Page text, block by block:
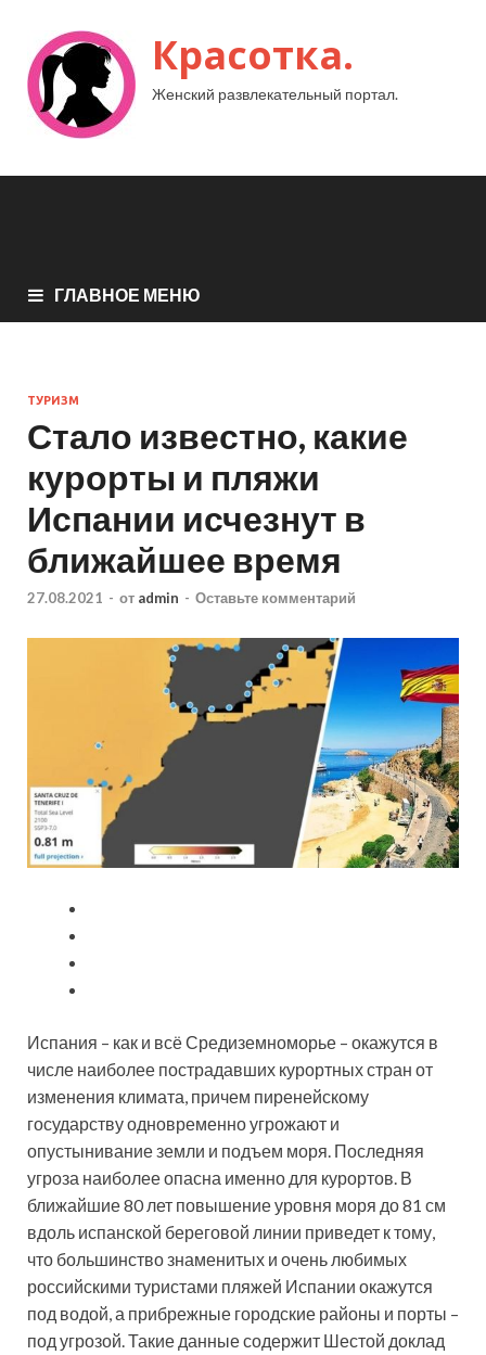
Красотка.
Женский развлекательный портал.
ГЛАВНОЕ МЕНЮ
ТУРИЗМ
Стало известно, какие
курорты и пляжи
Испании исчезнут в
ближайшее время
27.08.2021 - от admin - Оставьте комментарий
Испания – как и всё Средиземноморье – окажутся в
числе наиболее пострадавших курортных стран от
изменения климата, причем пиренейскому
государству одновременно угрожают и
опустынивание земли и подъем моря. Последняя
угроза наиболее опасна именно для курортов. В
ближайшие 80 лет повышение уровня моря до 81 см
вдоль испанской береговой линии приведет к тому,
что большинство знаменитых и очень любимых
российскими туристами пляжей Испании окажутся
под водой, а прибрежные городские районы и порты –
под угрозой. Такие данные содержит Шестой доклад